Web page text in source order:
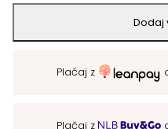
enota
Rustic
Dodaj
Plačaj z
Plačaj z